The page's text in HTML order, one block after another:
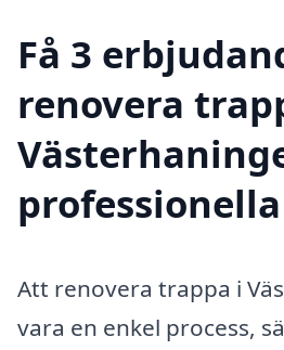
Få 3
renovera
Att renovera trappa i
vara en enkel process,